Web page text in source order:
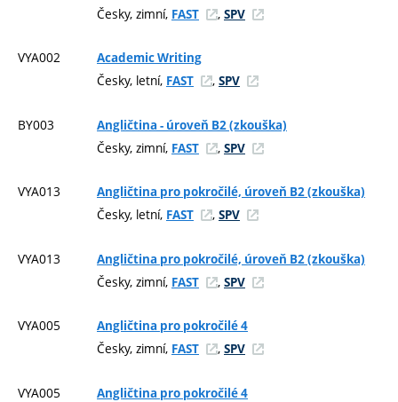
Česky, zimní, FAST , SPV
VYA002 Academic Writing
Česky, letní, FAST , SPV
BY003 Angličtina - úroveň B2 (zkouška)
Česky, zimní, FAST , SPV
VYA013 Angličtina pro pokročilé, úroveň B2 (zkouška)
Česky, letní, FAST , SPV
VYA013 Angličtina pro pokročilé, úroveň B2 (zkouška)
Česky, zimní, FAST , SPV
VYA005 Angličtina pro pokročilé 4
Česky, zimní, FAST , SPV
VYA005 Angličtina pro pokročilé 4